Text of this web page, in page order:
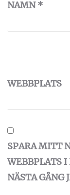
NAMN*
WEBBPLATS
SPARA MITT
WEBBPLATS
NÄSTA GÅNG